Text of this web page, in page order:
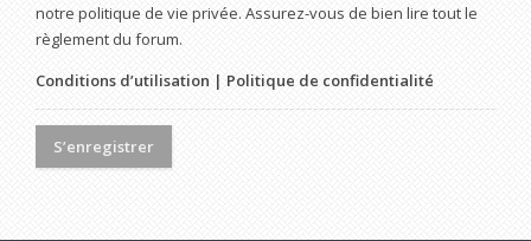
notre politique de vie privée. Assurez-vous de bien lire tout le
règlement du forum.
Conditions d’utilisation | Politique de confidentialité
S’enregistrer